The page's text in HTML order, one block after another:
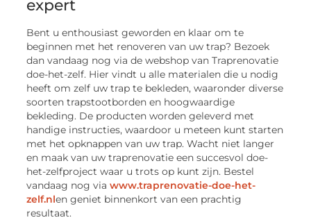
expert
Bent u enthousiast geworden en klaar om te
beginnen met het renoveren van uw trap? Bezoek
dan vandaag nog via de webshop van Traprenovatie
doe-het-zelf. Hier vindt u alle materialen die u nodig
heeft om zelf uw trap te bekleden, waaronder diverse
soorten trapstootborden en hoogwaardige
bekleding. De producten worden geleverd met
handige instructies, waardoor u meteen kunt starten
met het opknappen van uw trap. Wacht niet langer
en maak van uw traprenovatie een succesvol doe-
het-zelfproject waar u trots op kunt zijn. Bestel
vandaag nog viawww.traprenovatie-doe-het-
zelf.nlen geniet binnenkort van een prachtig
resultaat.